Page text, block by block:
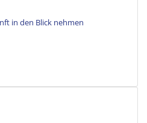
in den Blick nehmen